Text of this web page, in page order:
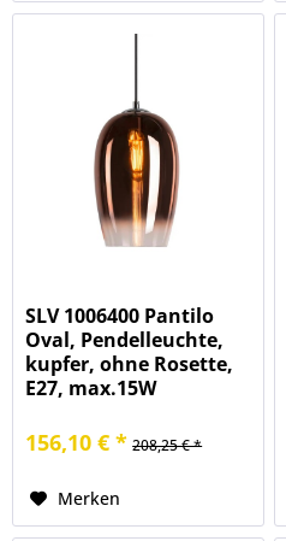
SLV 1006400 Pantilo
Oval, Pendelleuchte,
kupfer, ohne Rosette,
E27, max.15W
156,10 € * 208,25 € *
Merken